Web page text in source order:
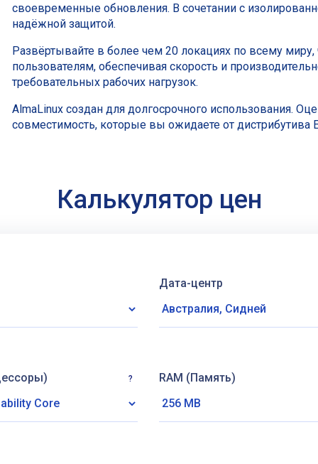
своевременные обновления. В сочетании с
надёжной защитой.
Развёртывайте в более чем 20 локациях по всему
пользователям, обеспечивая скорость и
требовательных рабочих нагрузок.
AlmaLinux создан для долгосрочного использования.
совместимость, которые вы ожидаете от дистрибутива
Калькулятор цен
?
Дата-центр
RAM (Память)